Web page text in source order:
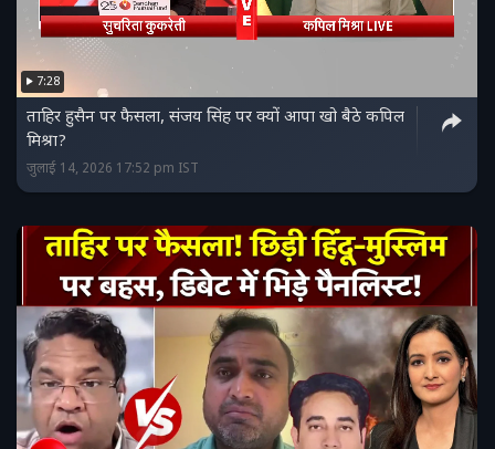
7:28
ताहिर हुसैन पर फैसला, संजय सिंह पर क्यों आपा खो बैठे कपिल
मिश्रा?
जुलाई 14, 2026 17:52 pm IST